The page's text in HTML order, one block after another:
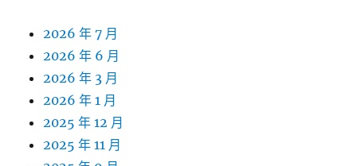
2026 年 7 月
2026 年 6 月
2026 年 3 月
2026 年 1 月
2025 年 12 月
2025 年 11 月